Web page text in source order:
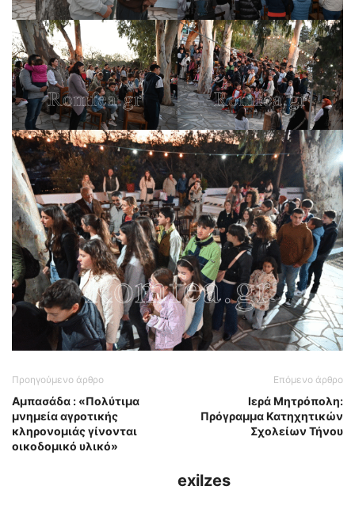
Προηγούμενο άρθρο
Αμπασάδα : «Πολύτιμα
μνημεία αγροτικής
κληρονομιάς γίνονται
οικοδομικό υλικό»
Επόμενο άρθρο
Ιερά Μητρόπολη:
Πρόγραμμα Κατηχητικών
Σχολείων Τήνου
exilzes